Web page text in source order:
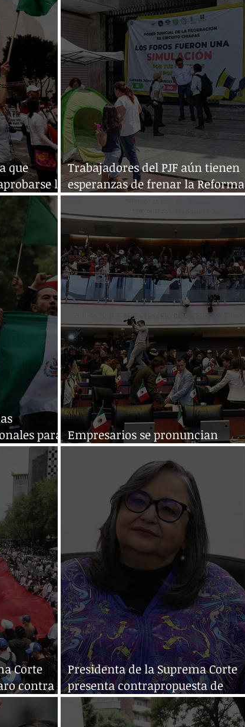
que
la
Trabajadores del PJF aún tienen
esperanzas de frenar la Reforma
Judicial
para Empresarios se pronuncian
contra la Reforma al PJF
Corte
contra
Presidenta de la Suprema Corte
presenta contrapropuesta de
reforma judicial